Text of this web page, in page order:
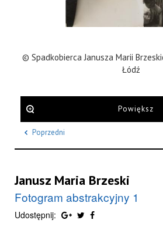
© Spadkobierca Janusza Marii
Łódź
Powiększ
Poprzedni
Janusz Maria Brzeski
Fotogram abstrakcyjny 1
Udostępnij: